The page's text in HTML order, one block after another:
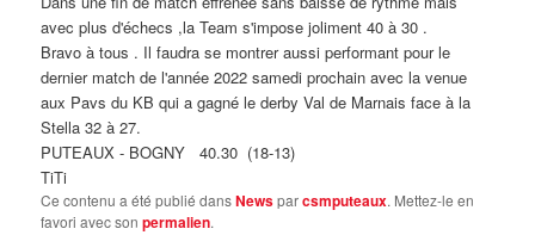
avec plus d'échecs ,la Team s'impose joliment 40 à 30 .
Bravo à tous . Il faudra se montrer aussi performant pour le
dernier match de l'année 2022 samedi prochain avec la venue
aux Pavs du KB qui a gagné le derby Val de Marnais face à la
Stella 32 à 27.
PUTEAUX - BOGNY 40.30 (18-13)
TiTi
Ce contenu a été publié dansNewsparcsmputeaux. Mettez-le en
favori avec sonpermalien.